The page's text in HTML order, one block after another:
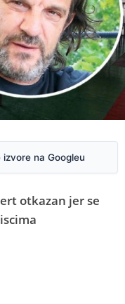
na Googleu
otkazan jer se